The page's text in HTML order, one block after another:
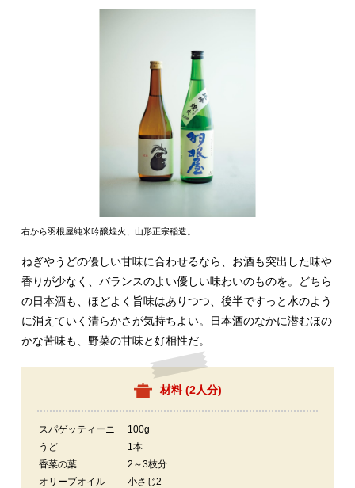
右から羽根屋純米吟醸煌火、山形正宗稲造。
ねぎやうどの優しい甘味に合わせるなら、お酒も突出した味や
香りが少なく、バランスのよい優しい味わいのものを。どちら
の日本酒も、ほどよく旨味はありつつ、後半ですっと水のよう
に消えていく清らかさが気持ちよい。日本酒のなかに潜むほの
かな苦味も、野菜の甘味と好相性だ。
材料 (2人分)
スパゲッティーニ
100g
うど
1本
香菜の葉
2～3枝分
オリーブオイル
小さじ2